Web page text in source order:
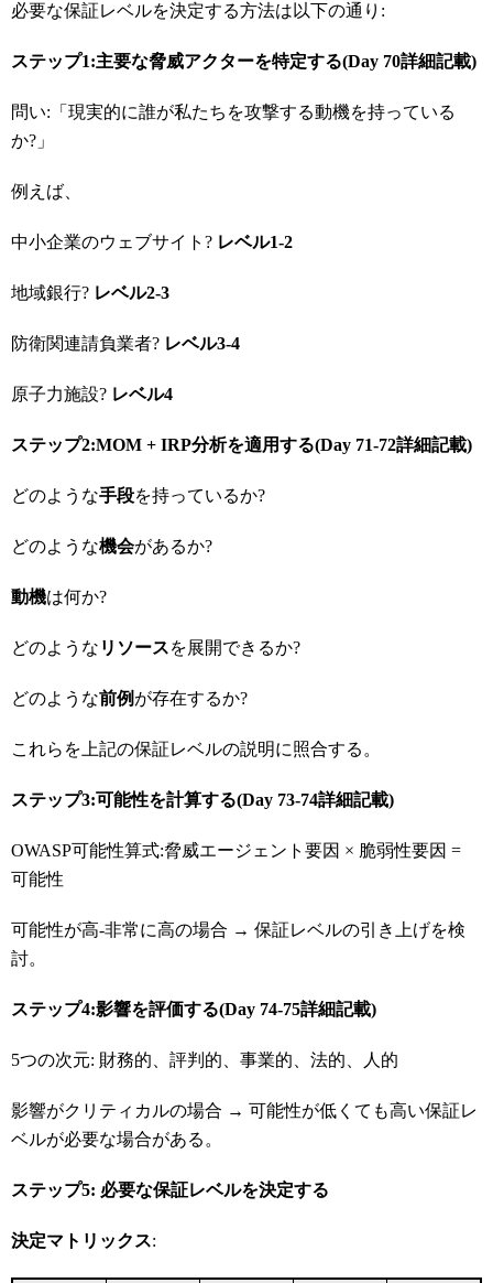
必要な保証レベルを決定する方法は以下の通り:
ステップ1:主要な脅威アクターを特定する(Day 70詳細記載)
問い:「現実的に誰が私たちを攻撃する動機を持っている
か?」
例えば、
中小企業のウェブサイト? レベル1-2
地域銀行? レベル2-3
防衛関連請負業者? レベル3-4
原子力施設? レベル4
ステップ2:MOM + IRP分析を適用する(Day 71-72詳細記載)
どのような手段を持っているか?
どのような機会があるか?
動機は何か?
どのような リソースを展開できるか?
どのような前例 が存在するか?
これらを上記の保証レベルの説明に照合する。
ステップ3:可能性を計算する(Day 73-74詳細記載)
OWASP可能性算式:脅威エージェント要因 × 脆弱性要因 =
可能性
可能性が高-非常に高の場合 → 保証レベルの引き上げを検
討。
ステップ4:影響を評価する(Day 74-75詳細記載)
5つの次元: 財務的、評判的、事業的、法的、人的
影響がクリティカルの場合 → 可能性が低くても高い保証レ
ベルが必要な場合がある。
ステップ5: 必要な保証レベルを決定する
決定マトリックス: